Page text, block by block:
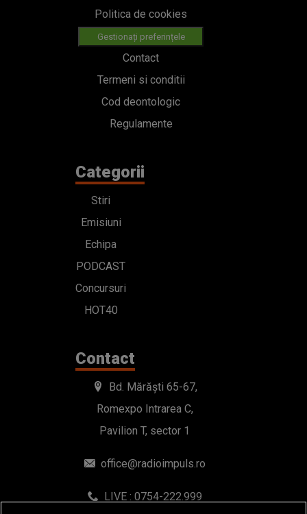
Politica de cookies
Gestionați preferințele
Contact
Termeni si conditii
Cod deontologic
Regulamente
Categorii
Stiri
Emisiuni
Echipa
PODCAST
Concursuri
HOT40
Contact
Bd. Mărăști 65-67,
Romexpo Intrarea C,
Pavilion T, sector 1
office@radioimpuls.ro
LIVE : 0754-222.999